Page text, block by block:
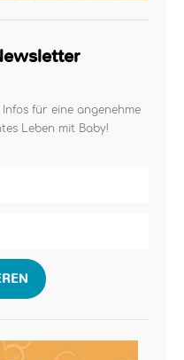
für eine angenehme
Leben mit Baby!